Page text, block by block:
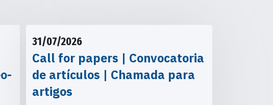
31/07/2026
Call for papers | Convocatoria
de artículos | Chamada para
artigos